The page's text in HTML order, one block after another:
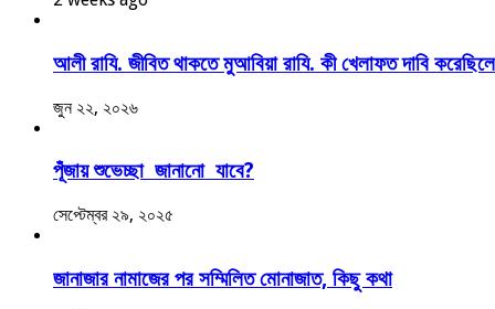
আলী রাযি. জীবিত থাকতে মুআবিয়া রাযি. কী খেলাফত দাবি
জুন ২২, ২০২৬
পূঁজায় শুভেচ্ছা জানানো যাবে?
সেপ্টেম্বর ২৯, ২০২৫
জানাজার নামাজের পর সম্মিলিত মোনাজাত, কিছু কথা